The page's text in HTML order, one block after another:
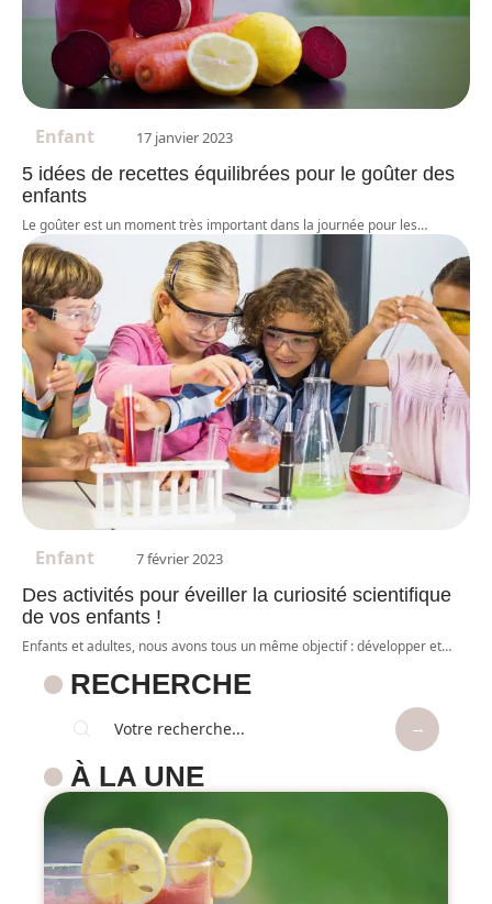
Enfant 17 janvier 2023
5 idées de recettes équilibrées pour le goûter des
enfants
Le goûter est un moment très important dans la journée pour les…
Enfant 7 février 2023
Des activités pour éveiller la curiosité scientifique
de vos enfants !
Enfants et adultes, nous avons tous un même objectif : développer et…
RECHERCHE
À LA UNE